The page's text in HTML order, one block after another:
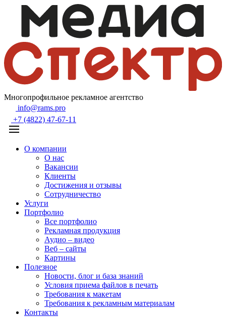
Многопрофильное рекламное агентство
info@rams.pro
+7 (4822) 47-67-11
О компании
О нас
Вакансии
Клиенты
Достижения и отзывы
Сотрудничество
Услуги
Портфолио
Все портфолио
Рекламная продукция
Аудио – видео
Веб – сайты
Картины
Полезное
Новости, блог и база знаний
Условия приема файлов в печать
Требования к макетам
Требования к рекламным материалам
Контакты